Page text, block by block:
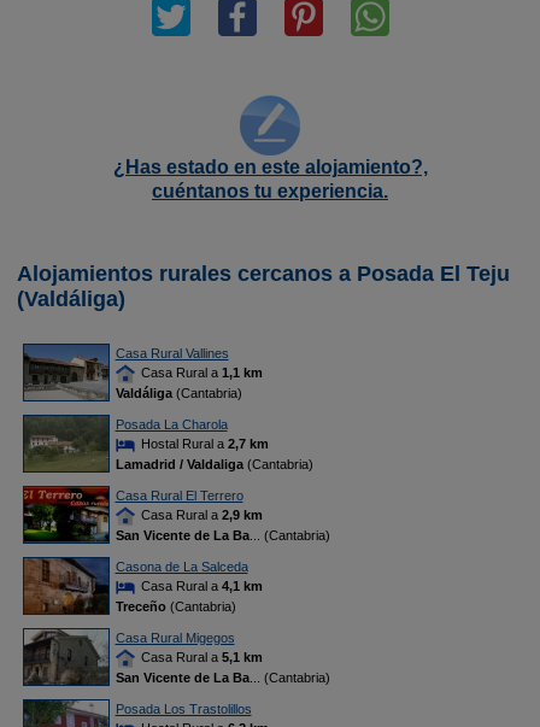
¿Has estado en este alojamiento?,
cuéntanos tu experiencia.
Alojamientos rurales cercanos a Posada El Teju
(Valdáliga)
Casa Rural Vallines
Casa Rural a 1,1 km
Valdáliga(Cantabria)
Posada La Charola
Hostal Rural a 2,7 km
Lamadrid / Valdaliga(Cantabria)
Casa Rural El Terrero
Casa Rural a 2,9 km
San Vicente de La Ba... (Cantabria)
Casona de La Salceda
Casa Rural a 4,1 km
Treceño(Cantabria)
Casa Rural Migegos
Casa Rural a 5,1 km
San Vicente de La Ba... (Cantabria)
Posada Los Trastolillos